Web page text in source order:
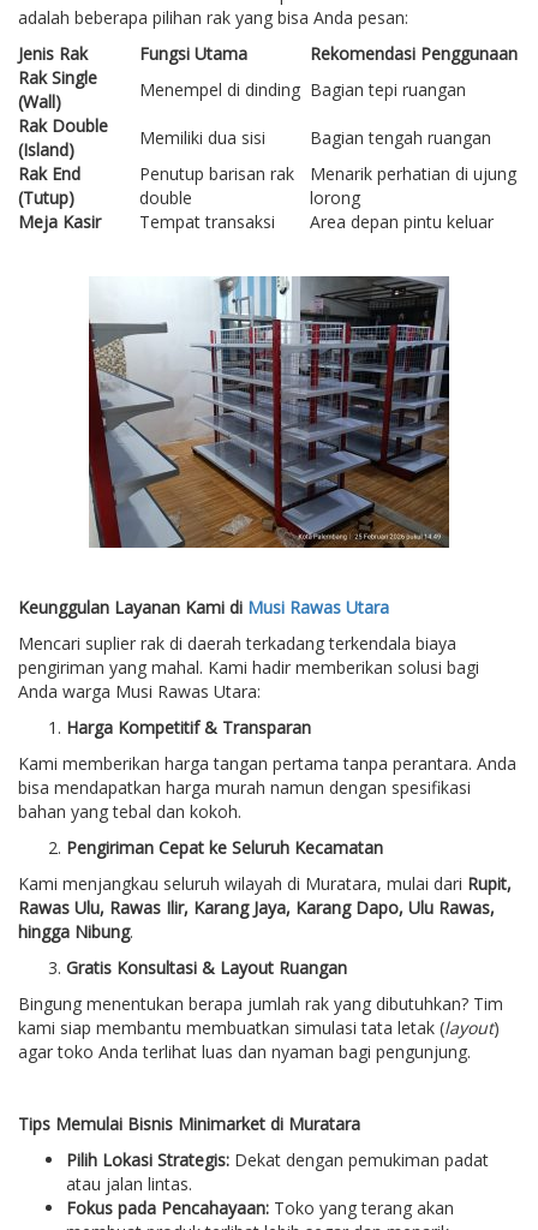
adalah beberapa pilihan rak yang bisa Anda pesan:
Jenis Rak
Fungsi Utama
Rekomendasi Penggunaan
Rak Single
(Wall)
Menempel di dinding Bagian tepi ruangan
Rak Double
(Island)
Memiliki dua sisi
Bagian tengah ruangan
Rak End
(Tutup)
Penutup barisan rak
double
Menarik perhatian di ujung
lorong
Meja Kasir
Tempat transaksi Area depan pintu keluar
Keunggulan Layanan Kami di Musi Rawas Utara
Mencari suplier rak di daerah terkadang terkendala biaya
pengiriman yang mahal. Kami hadir memberikan solusi bagi
Anda warga Musi Rawas Utara:
Harga Kompetitif & Transparan
Kami memberikan harga tangan pertama tanpa perantara. Anda
bisa mendapatkan harga murah namun dengan spesifikasi
bahan yang tebal dan kokoh.
Pengiriman Cepat ke Seluruh Kecamatan
Kami menjangkau seluruh wilayah di Muratara, mulai dari Rupit,
Rawas Ulu, Rawas Ilir, Karang Jaya, Karang Dapo, Ulu Rawas,
hingga Nibung.
Gratis Konsultasi & Layout Ruangan
Bingung menentukan berapa jumlah rak yang dibutuhkan? Tim
kami siap membantu membuatkan simulasi tata letak (layout)
agar toko Anda terlihat luas dan nyaman bagi pengunjung.
Tips Memulai Bisnis Minimarket di Muratara
Pilih Lokasi Strategis: Dekat dengan pemukiman padat
atau jalan lintas.
Fokus pada Pencahayaan: Toko yang terang akan